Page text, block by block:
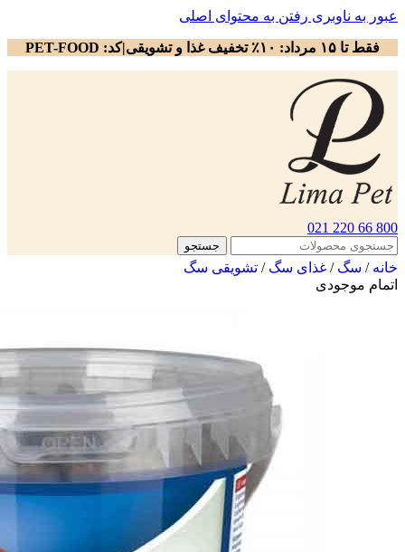
عبور به ناوبری رفتن به محتوای اصلی
فقط تا ۱۵ مرداد: ۱۰٪ تخفیف غذا و تشویقی|کد: PET-FOOD
800 66 220 021
جستجو
خانه/ سگ/ غذای سگ/ تشویقی سگ
اتمام موجودی